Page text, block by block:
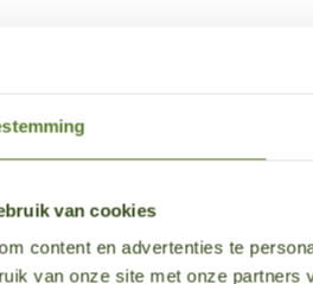
van cookies
content en advertenties te
van onze site met onze